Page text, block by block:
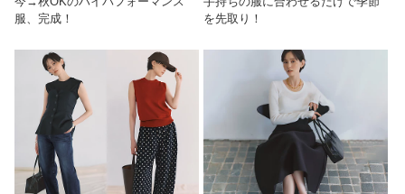
服、完成！
を先取り！